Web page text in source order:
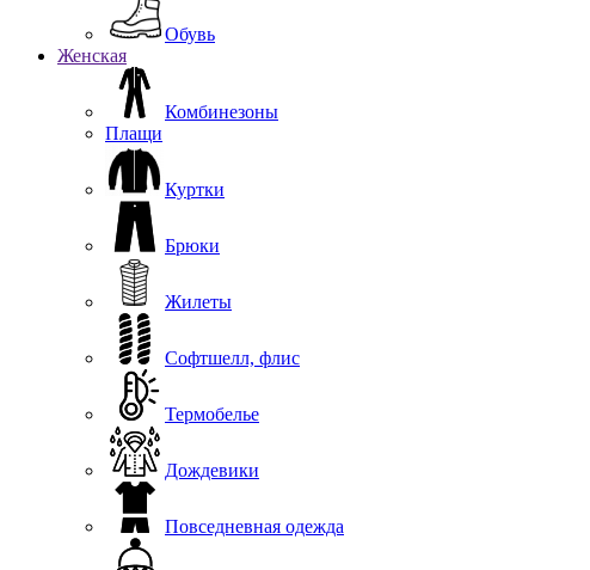
Обувь
Женская
Комбинезоны
Плащи
Куртки
Брюки
Жилеты
Софтшелл, флис
Термобелье
Дождевики
Повседневная одежда